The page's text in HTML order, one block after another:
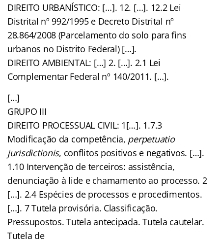
DIREITO URBANÍSTICO: […]. 12. […]. 12.2 Lei
Distrital nº 992/1995 e Decreto Distrital nº
28.864/2008 (Parcelamento do solo para fins
urbanos no Distrito Federal) […].
DIREITO AMBIENTAL: […] 2. […]. 2.1 Lei
Complementar Federal nº 140/2011. […].
[…]
GRUPO III
DIREITO PROCESSUAL CIVIL: 1[…]. 1.7.3
Modificação da competência, perpetuatio
jurisdictionis, conflitos positivos e negativos. […].
1.10 Intervenção de terceiros: assistência,
denunciação à lide e chamamento ao processo. 2
[…]. 2.4 Espécies de processos e procedimentos.
[…]. 7 Tutela provisória. Classificação.
Pressupostos. Tutela antecipada. Tutela cautelar.
Tutela de